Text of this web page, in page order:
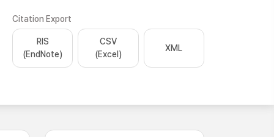
Citation Export
RIS
(EndNote)
CSV
(Excel)
XML